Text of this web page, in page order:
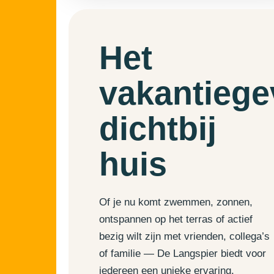
Het
dichtbij
huis
Of je nu komt zwemmen, zonnen,
ontspannen op het terras of actief
bezig wilt zijn met vrienden, collega’s
of familie — De Langspier biedt voor
iedereen een unieke ervaring.